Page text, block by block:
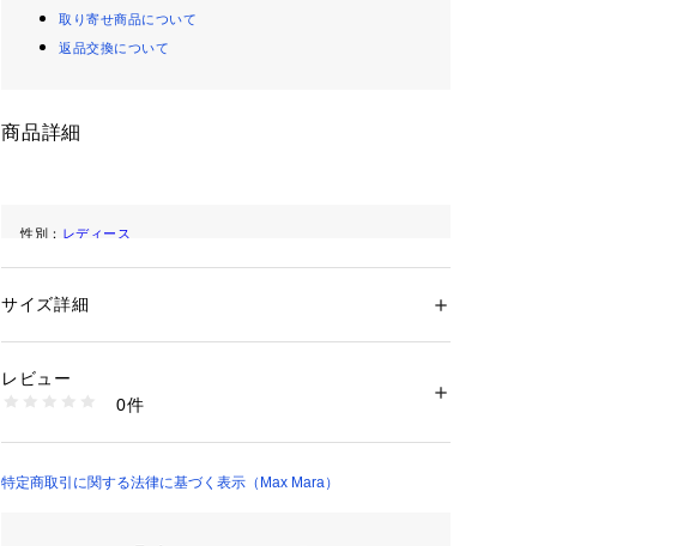
取り寄せ商品について
返品交換について
商品詳細
性別： レディース
素材：表地：綿 97%、ポリウレタン 3% 裏地：綿 97%、ポリウ
生産国：インポート製
サイズ詳細
レビュー
0件
特定商取引に関する法律に基づく表示（Max Mara）